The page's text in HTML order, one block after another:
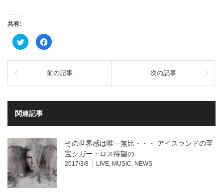
共有:
ク
リ
共
(新
い
ウ
ウ
で
開
き
ま
す)
Facebook
で
る
に
ク
ッ
い
(新
し
い
ウ
ィ
ン
ド
ウ
前の記事 次の記事
関連記事
その世界感は唯一無比・・・ アイスランドの至
宝シガー・ロス待望の…
2017/3/8 LIVE, MUSIC, NEWS